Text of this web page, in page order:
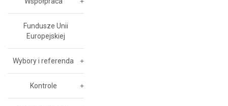
Fundusze Unii
Europejskiej
Wybory i referenda
Kontrole